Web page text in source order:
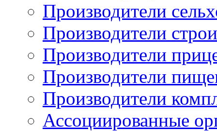
Производители
Производители
Производители
Производители
Производители
Ассоциированные